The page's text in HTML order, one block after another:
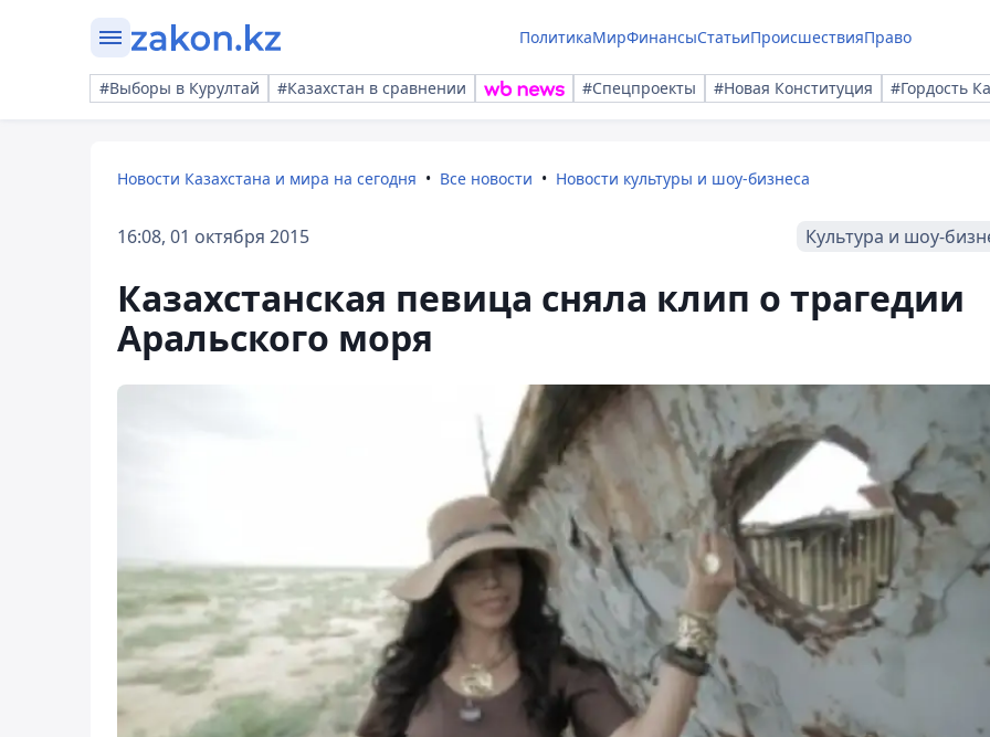
ПолитикаМирФинансыСтатьиПроисшествияПраво
#Выборы в Курултай #Казахстан в сравнении #Спецпроекты #Новая Конституция #Гордость
Новости Казахстана и мира на сегодня Все новости Новости культуры и шоу-бизнеса
16:08, 01 октября 2015 Культура и шоу-
Казахстанская певица сняла клип о трагедии
Аральского моря